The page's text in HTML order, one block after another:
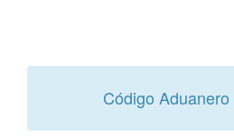
Código Aduanero